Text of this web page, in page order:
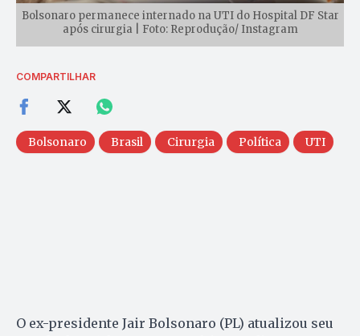
Bolsonaro permanece internado na UTI do Hospital DF Star
após cirurgia | Foto: Reprodução/ Instagram
COMPARTILHAR
Bolsonaro Brasil Cirurgia Política UTI
O ex-presidente Jair Bolsonaro (PL) atualizou seu